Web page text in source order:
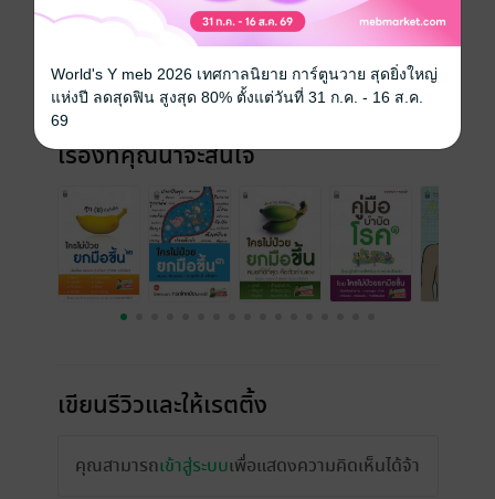
03 เมษายน 2556
138 หน้า
ราคาปก 125 บาท (ประหยัด 4%)
เรื่องที่คุณน่าจะสนใจ
เขียนรีวิวและให้เรตติ้ง
คุณสามารถเข้าสู่ระบบเพื่อแสดงความคิดเห็นได้จ้า
World's Y meb 2026 เทศกาลนิยาย การ์ตูนวาย สุดยิ่งใหญ่
แห่งปี ลดสุดฟิน สูงสุด 80% ตั้งแต่วันที่ 31 ก.ค. - 16 ส.ค.
69